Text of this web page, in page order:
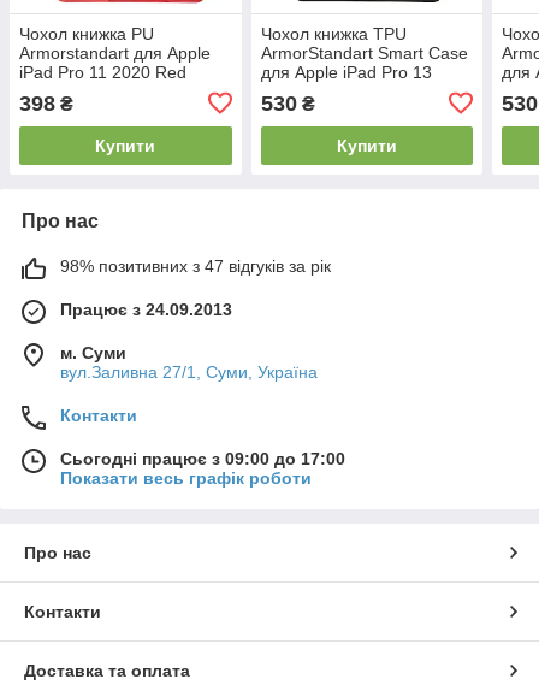
Чохол книжка PU
Armorstandart для Apple
iPad Pro 11 2020 Red
398 ₴
Купити
Чохол книжка TPU
ArmorStandart Smart Case
для Apple iPad Pro 13
530₴
Купити
для
530
Про нас
98% позитивних з 47 відгуків за рік
Працює з 24.09.2013
м. Суми
вул.Заливна 27/1, Суми, Україна
Контакти
Сьогодні працює з 09:00 до 17:00
Показати весь графік роботи
Про нас
Контакти
Доставка та оплата